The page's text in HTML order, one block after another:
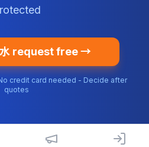
水 request free →
credit card needed - Decide after
quotes